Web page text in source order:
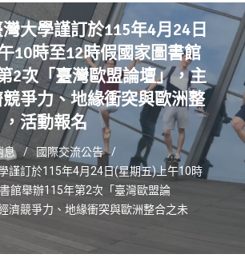
灣大學謹訂於115年4月24日
10時至12時假國家圖書館
2次「臺灣歐盟論壇」，主
爭力、地緣衝突與歐洲整
活動報名
息
國際交流公告
謹訂於115年4月24日(星期五)上午10時
館舉辦115年第2次「臺灣歐盟論
濟競爭力、地緣衝突與歐洲整合之未